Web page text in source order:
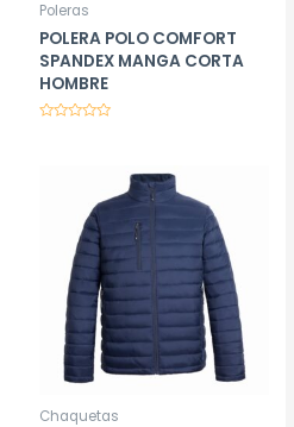
Poleras
POLERA POLO COMFORT
SPANDEX MANGA CORTA
HOMBRE
Chaquetas